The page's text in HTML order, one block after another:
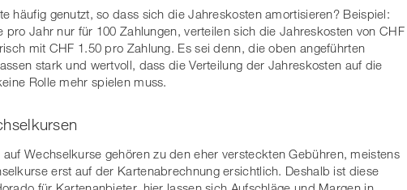
häufig genutzt, so dass sich die Jahreskosten amortisieren? Beispiel:
pro Jahr nur für 100 Zahlungen, verteilen sich die Jahreskosten von CHF
mit CHF 1.50 pro Zahlung. Es sei denn, die oben angeführten
stark und wertvoll, dass die Verteilung der Jahreskosten auf die
Rolle mehr spielen muss.
Wechselkurse gehören zu den eher versteckten Gebühren, meistens
erst auf der Kartenabrechnung ersichtlich. Deshalb ist diese